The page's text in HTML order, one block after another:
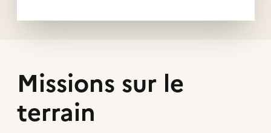
Missions sur le
terrain